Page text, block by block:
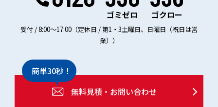
ゴミゼロ ゴクロー
受付 / 8:00～17:00（定休日 / 第1・3土曜日、日曜日（祝日は営
業））
簡単30秒！
無料見積・お問い合わせ